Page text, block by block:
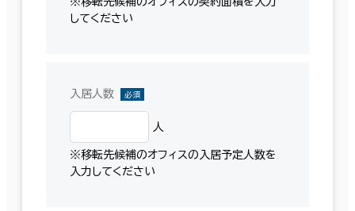
してください
入居人数 必須
人
※移転先候補のオフィスの入居予定人数を
入力してください